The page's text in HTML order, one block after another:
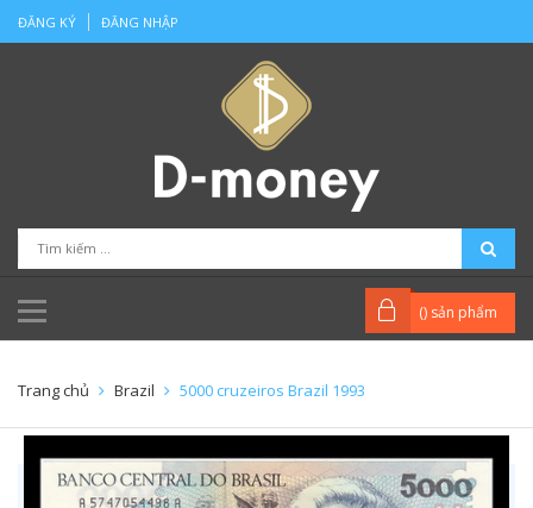
ĐĂNG KÝ ĐĂNG NHẬP
() sản phẩm
Trang chủ Brazil 5000 cruzeiros Brazil 1993